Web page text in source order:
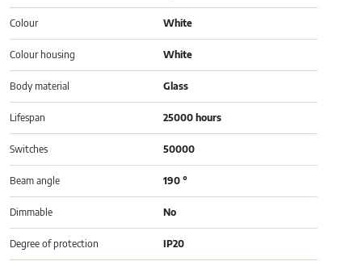
Colour White
Colour housing White
Body material Glass
Lifespan 25000 hours
Switches 50000
Beam angle 190 °
Dimmable No
Degree of protection IP20